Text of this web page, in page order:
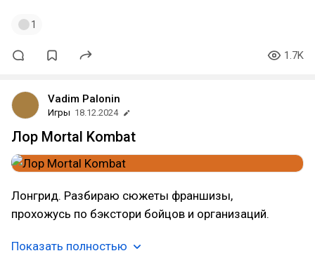
1
1.7K
Vadim Palonin
Игры 18.12.2024
Лор Mortal Kombat
Лонгрид. Разбираю сюжеты франшизы,
прохожусь по бэкстори бойцов и организаций.
Показать полностью